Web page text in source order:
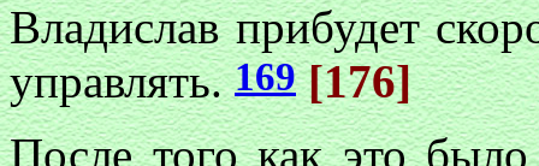
Владислав прибудет
управлять.169 [176]
После того как это